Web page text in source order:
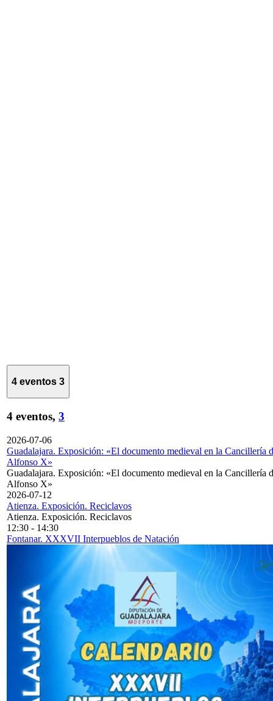
4 eventos 3
4 eventos, 3
2026-07-06
Guadalajara. Exposición: «El documento medieval en la Cancillería
Alfonso X»
Guadalajara. Exposición: «El documento medieval en la Cancillería
Alfonso X»
2026-07-12
Atienza. Exposición. Reciclavos
Atienza. Exposición. Reciclavos
12:30 - 14:30
Fontanar. XXXVII Interpueblos de Natación